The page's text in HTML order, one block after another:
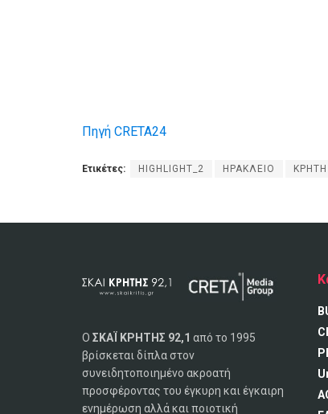
Πηγή CRETA24
Ετικέτες: HIGHLIGHT_2 ΗΡΑΚΛΕΙΟ ΚΡΗΤΗ
Ο ΣΚΑΪ ΚΡΗΤΗΣ 92,1 από το 1995
βρίσκεται δίπλα στον
συνειδητοποιημένο ακροατή
προσφέροντας του έγκυρη και έγκαιρη
ενημέρωση αλλά και ποιοτική